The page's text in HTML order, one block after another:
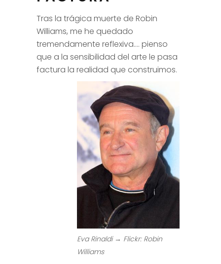
Tras la trágica muerte de Robin
Williams, me he quedado
tremendamente reflexiva…. pienso
que a la sensibilidad del arte le pasa
factura la realidad que construimos.
Eva Rinaldi → Flickr: Robin
Williams